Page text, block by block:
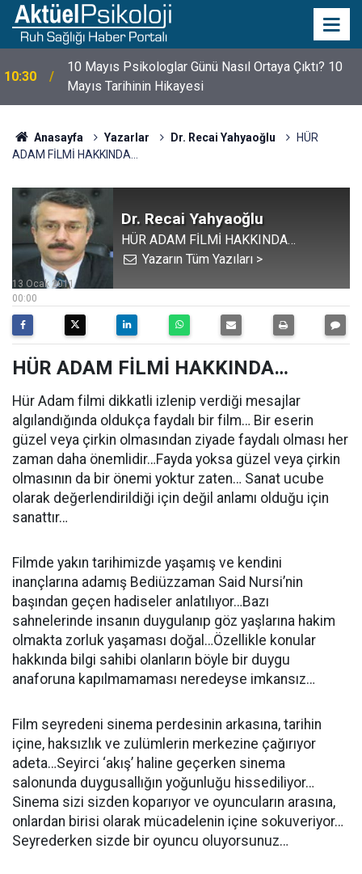
10:30
10 Mayıs Psikologlar Günü Nasıl Ortaya Çıktı? 10
Mayıs Tarihinin Hikayesi
Anasayfa Yazarlar Dr. Recai Yahyaoğlu
HÜR
ADAM FİLMİ HAKKINDA…
Dr. Recai Yahyaoğlu
HÜR ADAM FİLMİ HAKKINDA…
Yazarın Tüm Yazıları >
00:00
13 Ocak 2011
HÜR ADAM FİLMİ HAKKINDA…
Hür Adam filmi dikkatli izlenip verdiği mesajlar
algılandığında oldukça faydalı bir film… Bir eserin
güzel veya çirkin olmasından ziyade faydalı olması her
zaman daha önemlidir…Fayda yoksa güzel veya çirkin
olmasının da bir önemi yoktur zaten… Sanat ucube
olarak değerlendirildiği için değil anlamı olduğu için
sanattır…
Filmde yakın tarihimizde yaşamış ve kendini
inançlarına adamış Bediüzzaman Said Nursi’nin
başından geçen hadiseler anlatılıyor…Bazı
sahnelerinde insanın duygulanıp göz yaşlarına hakim
olmakta zorluk yaşaması doğal…Özellikle konular
hakkında bilgi sahibi olanların böyle bir duygu
anaforuna kapılmamaması neredeyse imkansız…
Film seyredeni sinema perdesinin arkasına, tarihin
içine, haksızlık ve zulümlerin merkezine çağırıyor
adeta…Seyirci ‘akış’ haline geçerken sinema
salonunda duygusallığın yoğunluğu hissediliyor…
Sinema sizi sizden koparıyor ve oyuncuların arasına,
onlardan birisi olarak mücadelenin içine sokuveriyor…
Seyrederken sizde bir oyuncu oluyorsunuz…